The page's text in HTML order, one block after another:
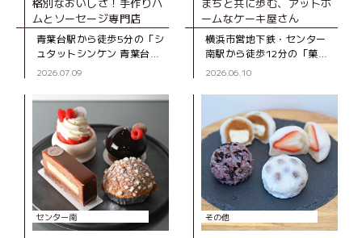
格別なおいしさ！手作りハ
ムとソーセージ専門店
青葉台駅から徒歩5分の「シ
ュタットシンケン 青葉台本
店」は、手作りハムとソー
の地元で長く親しまれてい
2026.07.09
まちと共に歩む、アットホ
ームなケーキ屋さん
横浜市営地下鉄・センター
南駅から徒歩12分の「菓子
工房スグーリ」は、パティ
が家族で営む洋菓子店で
す。お店がオープンしたの
は、センター南駅
2026.06.10
センター南 その他